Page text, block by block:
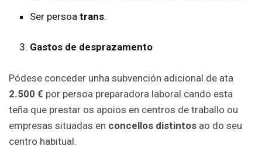
Ser persoatrans.
Gastos de desprazamento
Pódese conceder unha subvención adicional de ata
2.500 € por persoa preparadora laboral cando esta
teña que prestar os apoios en centros de traballo ou
empresas situadas en concellos distintos ao do seu
centro habitual.